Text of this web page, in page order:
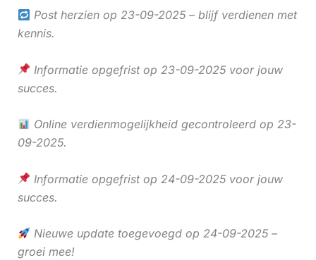
Post herzien op 23-09-2025 – blijf verdienen met
kennis.
Informatie opgefrist op 23-09-2025 voor jouw
succes.
Online verdienmogelijkheid gecontroleerd op 23-
09-2025.
Informatie opgefrist op 24-09-2025 voor jouw
succes.
Nieuwe update toegevoegd op 24-09-2025 –
groei mee!